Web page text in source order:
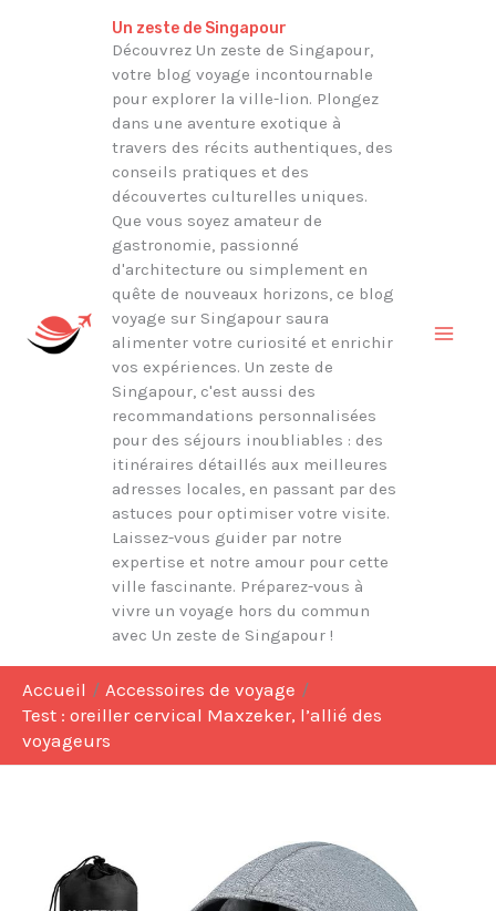
Un zeste de Singapour
Découvrez Un zeste de Singapour,
votre blog voyage incontournable
pour explorer la ville-lion. Plongez
dans une aventure exotique à
travers des récits authentiques, des
conseils pratiques et des
découvertes culturelles uniques.
Que vous soyez amateur de
gastronomie, passionné
d'architecture ou simplement en
quête de nouveaux horizons, ce blog
voyage sur Singapour saura
alimenter votre curiosité et enrichir
vos expériences. Un zeste de
Singapour, c'est aussi des
recommandations personnalisées
pour des séjours inoubliables : des
itinéraires détaillés aux meilleures
adresses locales, en passant par des
astuces pour optimiser votre visite.
Laissez-vous guider par notre
expertise et notre amour pour cette
ville fascinante. Préparez-vous à
vivre un voyage hors du commun
avec Un zeste de Singapour !
Accueil
Accessoires de voyage
Test : oreiller cervical Maxzeker, l’allié des
voyageurs
Rechercher